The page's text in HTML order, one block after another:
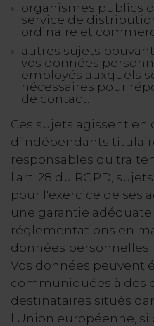
organismes publics
service de
ordinaire et
autres sujets
vos données
employés auxquels
nécessaires pour
de contact.
Ces sujets agissent en
d’indépendants
responsables du
l'art. 28 du RGPD,
pour l'exercice de ses
une garantie
réglementations en
données personnelles.
Vos données peuvent
communiquées à des
destinataires situés
l'Union européenne, si